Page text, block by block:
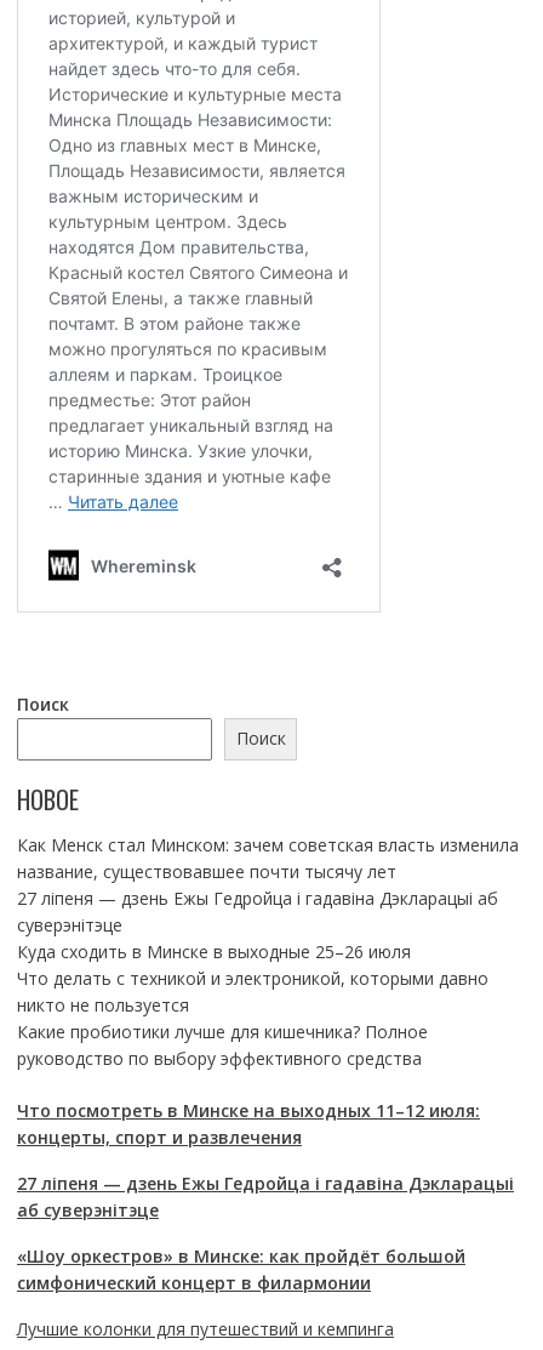
Поиск
Поиск
НОВОЕ
Как Менск стал Минском: зачем советская власть изменила
название, существовавшее почти тысячу лет
27 ліпеня — дзень Ежы Гедройца і гадавіна Дэкларацыі аб
суверэнітэце
Куда сходить в Минске в выходные 25–26 июля
Что делать с техникой и электроникой, которыми давно
никто не пользуется
Какие пробиотики лучше для кишечника? Полное
руководство по выбору эффективного средства
Что посмотреть в Минске на выходных 11–12 июля:
концерты, спорт и развлечения
27 ліпеня — дзень Ежы Гедройца і гадавіна Дэкларацыі
аб суверэнітэце
«Шоу оркестров» в Минске: как пройдёт большой
симфонический концерт в филармонии
Лучшие колонки для путешествий и кемпинга